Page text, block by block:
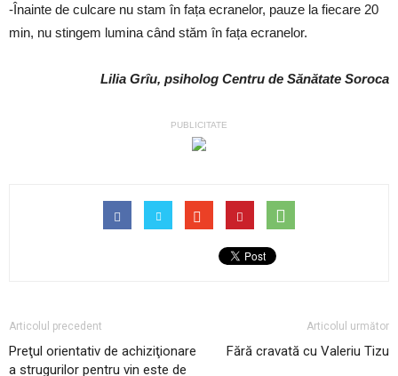
-Înainte de culcare nu stam în fața ecranelor, pauze la fiecare 20
min, nu stingem lumina când stăm în fața ecranelor.
Lilia Grîu, psiholog Centru de Sănătate Soroca
PUBLICITATE
Articolul precedent
Preţul orientativ de achiziţionare
a strugurilor pentru vin este de
Articolul următor
Fără cravată cu Valeriu Tizu